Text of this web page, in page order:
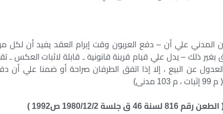
103 من التقنين المدني علي أن – دفع العربون وقت إبرام العقد يفيد
بغير ذلك – يدل علي قيام قرينة قانونية ـ قابلة لاثبات العكس
عن البيع ، إلا إذا اتفق الطرفان صراحة أو ضمنا علي أن
رقم 816 لسنة 46 ق جلسة 1980/12/2 ص1992 )